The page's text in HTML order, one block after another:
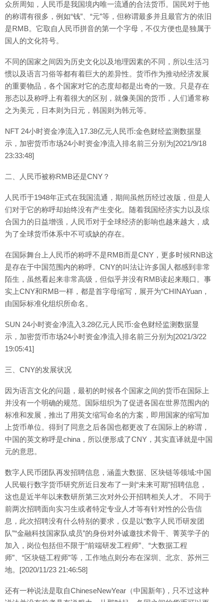
众所周知，人民币是我国境内唯一流通的合法货币。国民对于他
的称谓有很多，例如“钱”、“元”等，但称谓最多并且最官方的依旧
是RMB。它取自人民币拼音的第一个字母，不仅方便也是独属于
国人的文化符号。
不同的国家之间因为历史文化以及地理因素的不同，所以生活习
惯以及语言习俗等都有着巨大的差异性。货币作为推动经济发展
的重要物品，各个国家对它的态度却都是出奇的一致。只是存在
形态以及称呼上有着很大的区别，就像美国的货币，人们通常称
之为美元，日本则为日元，韩国则为韩元等。
NFT 24小时资金净流入17.38亿元人民币:金色财经监测数据显
示，加密货币市场24小时资金净流入排名前三分别为[2021/9/18
23:33:48]
二、人民币被称RMB还是CNY？
人民币于1948年正式在我国流通，期间虽然历经过改版，但是人
们对于它的称呼却始终没有产生变化。随着我国经济实力以及综
合国力的日益增强，人民币对于全球经济的影响也越来越大，成
为了全球货币体系中不可或缺的存在。
在国际舞台上人民币的称呼不是RMB而是CNY，更多时候RNB这
是存在于中国范围内的称呼。CNY的叫法让许多国人都感到非常
陌生，虽然看起来非常高级，但似乎并没有RMB读起来顺口。事
实上CNY和RMB一样，都是首字母缩写，展开为“CHINAYuan，
由国际标准化组织所命名。
SUN 24小时资金净流入3.28亿元人民币:金色财经监测数据显
示，加密货币市场24小时资金净流入排名前三分别为[2021/3/22
19:05:41]
三、CNY的发展状况
因为语言文化的问题，最初的时候各个国家之间的货币在国际上
并没有一个明确的规范。国际组织为了促进各国在世界范围内的
标准和发展，推出了用英文缩写命名的方案，即用国家的缩写加
上货币单位。得到了同意之后各国也都更改了在国际上的称谓，
中国的英文称呼是china，所以便形成了CNY，其实直译就是中国
元的意思。
数字人民币团队再发招聘信息，涵盖大数据、区块链等领域:中国
人民银行数字货币研究所近日发布了一则“未来可期”招聘信息，
这也是近半年以来数研所第三次对外公开招聘相关人才。 不同于
前两次招聘面向实习生或者特定专业人才等有针对性的公告信
息，此次招聘没有什么特别的要求，仅是以“数字人民币研发团
队”“金融科技国家队成员”的身份对外诚邀技术骨干、菁英学子的
加入，岗位包括但不限于“前端研发工程师”、“大数据工程
师”、“区块链工程师”等，工作地点则分布在深圳、北京、苏州三
地。[2020/11/23 21:46:58]
还有一种说法是取自ChineseNewYear（中国新年)，只不过这种